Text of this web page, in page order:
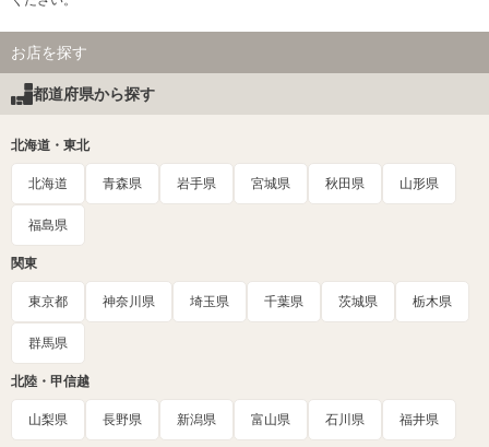
お店を探す
都道府県から探す
北海道・東北
北海道 青森県 岩手県 宮城県 秋田県 山形県
福島県
関東
東京都 神奈川県 埼玉県 千葉県 茨城県 栃木県
群馬県
北陸・甲信越
山梨県 長野県 新潟県 富山県 石川県 福井県